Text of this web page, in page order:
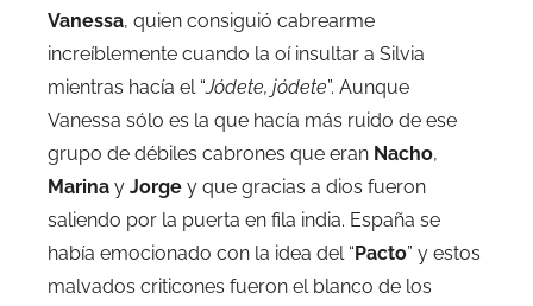
Vanessa, quien consiguió cabrearme
increíblemente cuando la oí insultar a Silvia
mientras hacía el “Jódete, jódete”. Aunque
Vanessa sólo es la que hacía más ruido de ese
grupo de débiles cabrones que eran Nacho,
Marina y Jorge y que gracias a dios fueron
saliendo por la puerta en fila india. España se
había emocionado con la idea del “Pacto” y estos
malvados criticones fueron el blanco de los